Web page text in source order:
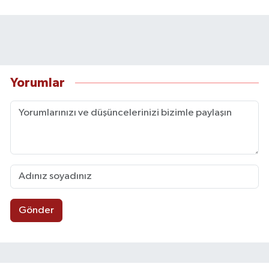
Yorumlar
Gönder